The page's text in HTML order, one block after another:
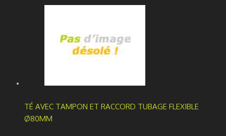
TÉ AVEC TAMPON ET RACCORD TUBAGE FLEXIBLE
Ø80MM